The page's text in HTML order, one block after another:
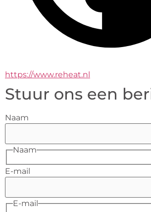
https://www.reheat.nl
Stuur ons een
Naam
Naam
E-mail
E-mail